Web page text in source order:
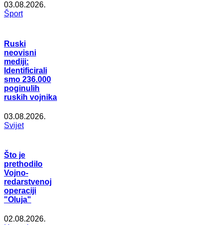
03.08.2026.
Šport
Ruski
neovisni
mediji:
Identificirali
smo 236.000
poginulih
ruskih vojnika
03.08.2026.
Svijet
Što je
prethodilo
Vojno-
redarstvenoj
operaciji
"Oluja"
02.08.2026.